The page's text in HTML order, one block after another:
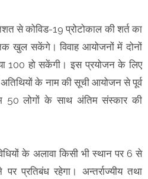
से कोविड-19 प्रोटोकाल की शर्त का
खुल सकेंगे। विवाह आयोजनों में दोनों
100 हो सकेंगी। इस प्रयोजन के लिए
के नाम की सूची आयोजन से पूर्व
50 लोगों के साथ अं‍तिम संस्कार की
के अलावा किसी भी स्थान पर 6 से
प्रतिबंध रहेगा। अन्तर्राज्यीय तथा